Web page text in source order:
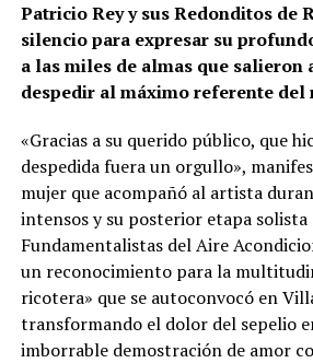
Patricio Rey y sus Redonditos de
silencio para expresar su
a las miles de almas que salieron
despedir al máximo referente del
«Gracias a su querido público, que
despedida fuera un orgullo»,
mujer que acompañó al artista
intensos y su posterior etapa
Fundamentalistas del Aire
un reconocimiento para la
ricotera» que se autoconvocó en
transformando el dolor del sepelio
imborrable demostración de amor